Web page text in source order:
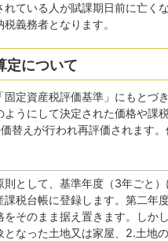
ている人が賦課期日前に亡く
義務者となります。
定について
定資産税評価基準」にもとづ
うにして決定された価格や課
替えが行われ再評価されます。
として、基準年度（3年ごと
課税台帳に登録します。第二年
をそのまま据え置きます。しか
なった土地又は家屋、2.土地